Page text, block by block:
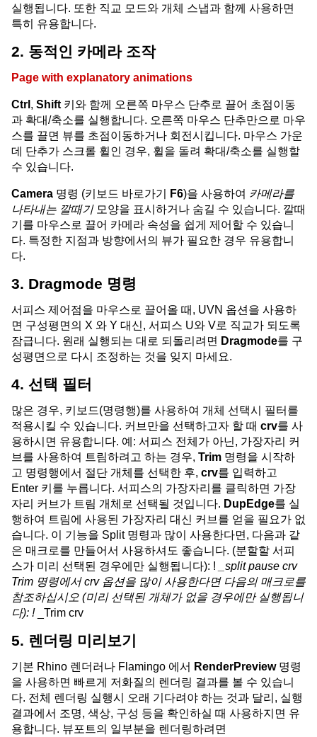
실행됩니다. 또한 직교 모드와 개체 스냅과 함께 사용하면
특히 유용합니다.
2. 동적인 카메라 조작
Page with explanatory animations
Ctrl , Shift 키와 함께 오른쪽 마우스 단추로 끌어 초점이동
과 확대/축소를 실행합니다. 오른쪽 마우스 단추만으로 마우
스를 끌면 뷰를 초점이동하거나 회전시킵니다. 마우스 가운
데 단추가 스크롤 휠인 경우, 휠을 돌려 확대/축소를 실행할
수 있습니다.
Camera 명령 (키보드 바로가기 F6)을 사용하여 카메라를
나타내는 깔때기모양을 표시하거나 숨길 수 있습니다. 깔때
기를 마우스로 끌어 카메라 속성을 쉽게 제어할 수 있습니
다. 특정한 지점과 방향에서의 뷰가 필요한 경우 유용합니
다.
3. Dragmode 명령
서피스 제어점을 마우스로 끌어올 때, UVN 옵션을 사용하
면 구성평면의 X 와 Y 대신, 서피스 U와 V로 직교가 되도록
잠급니다. 원래 실행되는 대로 되돌리려면 Dragmode를 구
성평면으로 다시 조정하는 것을 잊지 마세요.
4. 선택 필터
많은 경우, 키보드(명령행)를 사용하여 개체 선택시 필터를
적용시킬 수 있습니다. 커브만을 선택하고자 할 때 crv를 사
용하시면 유용합니다. 예: 서피스 전체가 아닌, 가장자리 커
브를 사용하여 트림하려고 하는 경우, Trim 명령을 시작하
고 명령행에서 절단 개체를 선택한 후, crv를 입력하고
Enter 키를 누릅니다. 서피스의 가장자리를 클릭하면 가장
자리 커브가 트림 개체로 선택될 것입니다. DupEdge를 실
행하여 트림에 사용된 가장자리 대신 커브를 얻을 필요가 없
습니다. 이 기능을 Split 명령과 많이 사용한다면, 다음과 같
은 매크로를 만들어서 사용하셔도 좋습니다. (분할할 서피
스가 미리 선택된 경우에만 실행됩니다): !
_split pause crv
Trim 명령에서 crv 옵션을 많이 사용한다면 다음의 매크로를
참조하십시오 (미리 선택된 개체가 없을 경우에만 실행됩니
다): !
_Trim crv
5. 렌더링 미리보기
기본 Rhino 렌더러나 Flamingo 에서 RenderPreview명령
을 사용하면 빠르게 저화질의 렌더링 결과를 볼 수 있습니
다. 전체 렌더링 실행시 오래 기다려야 하는 것과 달리, 실행
결과에서 조명, 색상, 구성 등을 확인하실 때 사용하지면 유
용합니다. 뷰포트의 일부분을 렌더링하려면